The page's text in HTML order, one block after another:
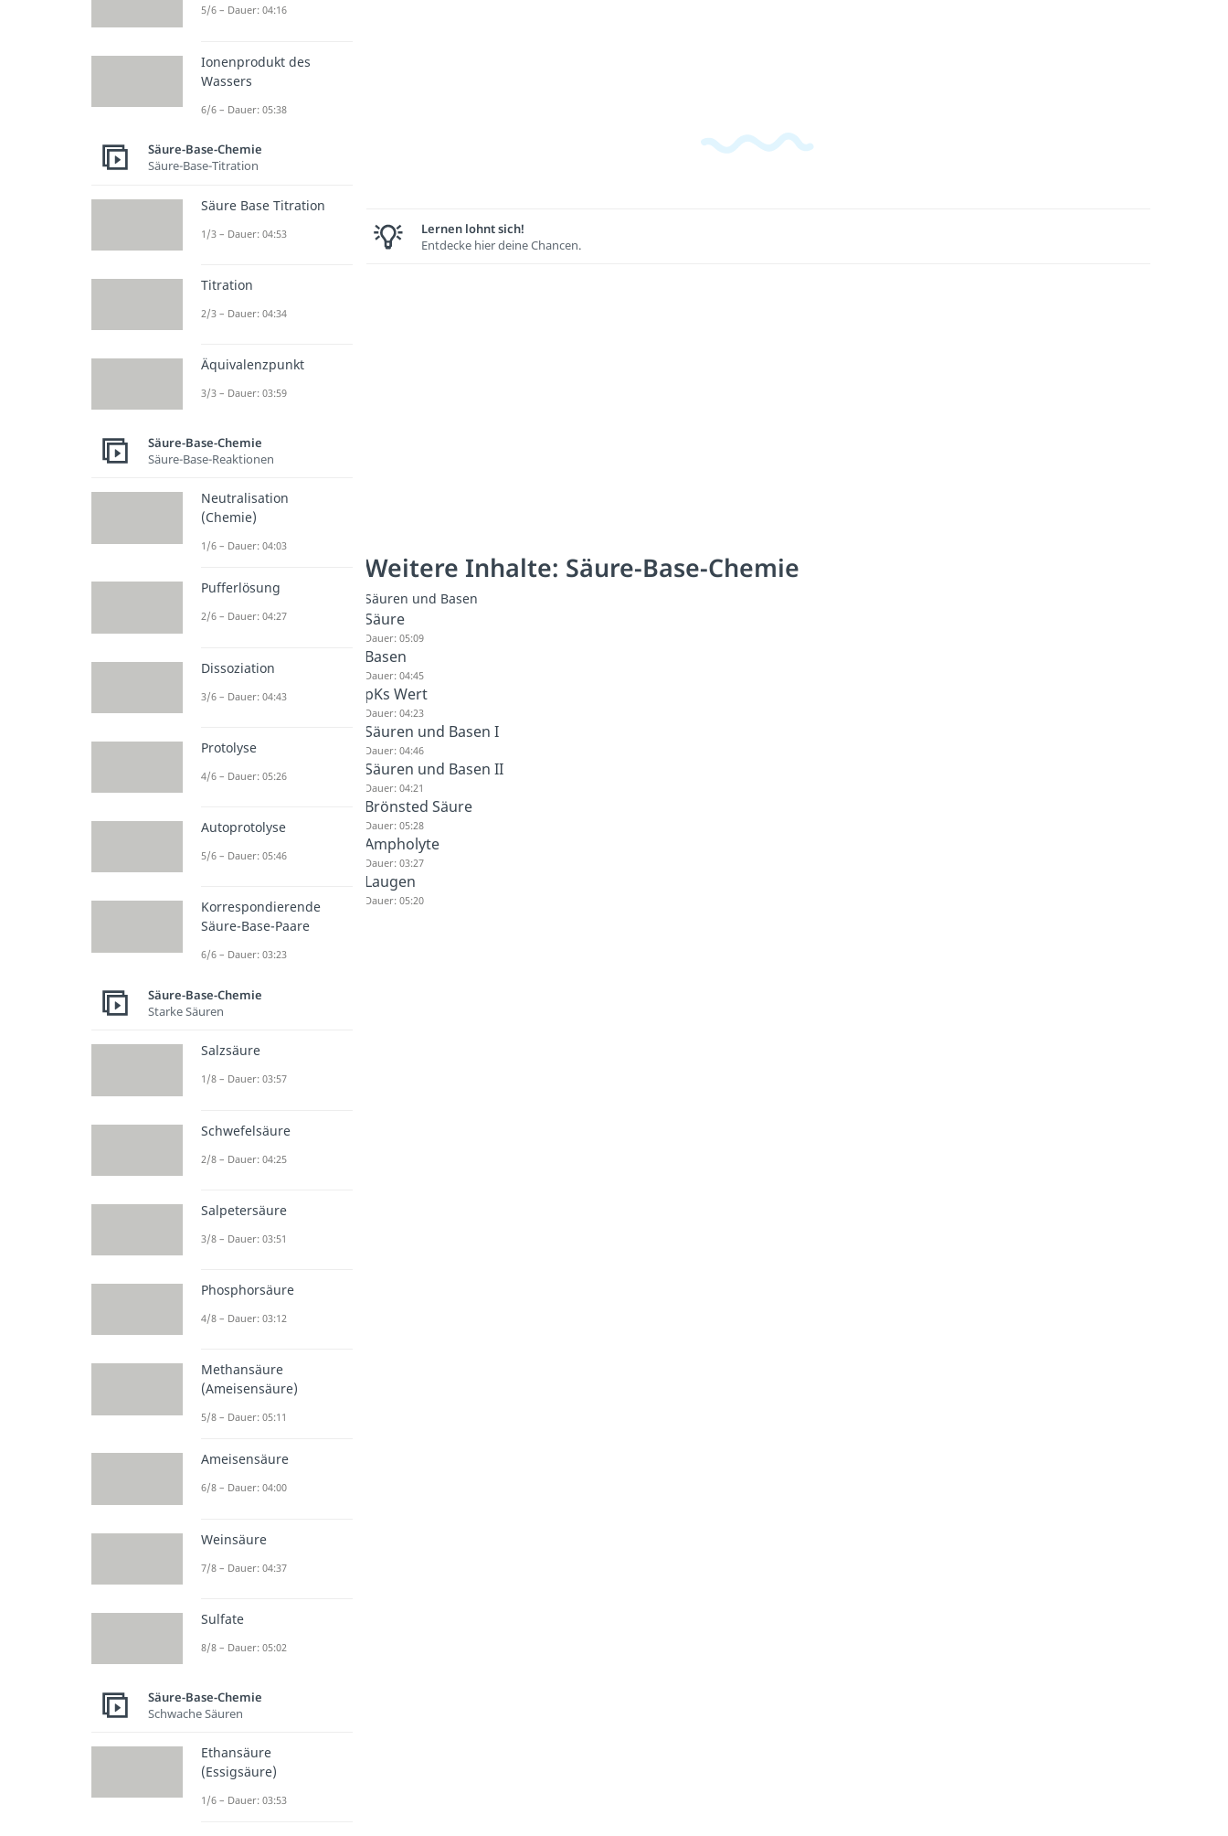
Lernen lohnt sich!
Entdecke hier deine Chancen.
Weitere Inhalte: Säure-Base-Chemie
Säuren und Basen
Säure
Dauer: 05:09
Basen
Dauer: 04:45
pKs Wert
Dauer: 04:23
Säuren und Basen I
Dauer: 04:46
Säuren und Basen II
Dauer: 04:21
Brönsted Säure
Dauer: 05:28
Ampholyte
Dauer: 03:27
Laugen
Dauer: 05:20
5/6 – Dauer: 04:16
Ionenprodukt des
Wassers
6/6 – Dauer: 05:38
Säure-Base-Chemie
Säure-Base-Titration
Säure Base Titration
1/3 – Dauer: 04:53
Titration
2/3 – Dauer: 04:34
Äquivalenzpunkt
3/3 – Dauer: 03:59
Säure-Base-Chemie
Säure-Base-Reaktionen
Neutralisation
(Chemie)
1/6 – Dauer: 04:03
Pufferlösung
2/6 – Dauer: 04:27
Dissoziation
3/6 – Dauer: 04:43
Protolyse
4/6 – Dauer: 05:26
Autoprotolyse
5/6 – Dauer: 05:46
Korrespondierende
Säure-Base-Paare
6/6 – Dauer: 03:23
Säure-Base-Chemie
Starke Säuren
Salzsäure
1/8 – Dauer: 03:57
Schwefelsäure
2/8 – Dauer: 04:25
Salpetersäure
3/8 – Dauer: 03:51
Phosphorsäure
4/8 – Dauer: 03:12
Methansäure
(Ameisensäure)
5/8 – Dauer: 05:11
Ameisensäure
6/8 – Dauer: 04:00
Weinsäure
7/8 – Dauer: 04:37
Sulfate
8/8 – Dauer: 05:02
Säure-Base-Chemie
Schwache Säuren
Ethansäure
(Essigsäure)
1/6 – Dauer: 03:53